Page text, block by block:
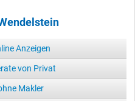
Anzeigen
von Privat
Makler